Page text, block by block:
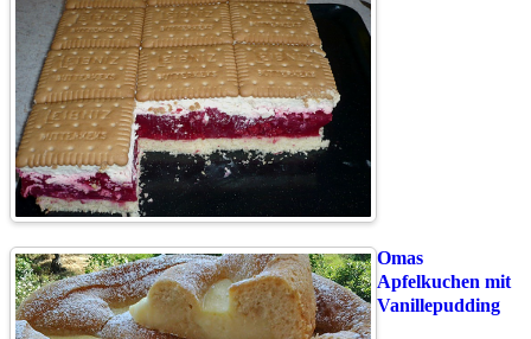
Omas
Apfelkuchen mit
Vanillepudding